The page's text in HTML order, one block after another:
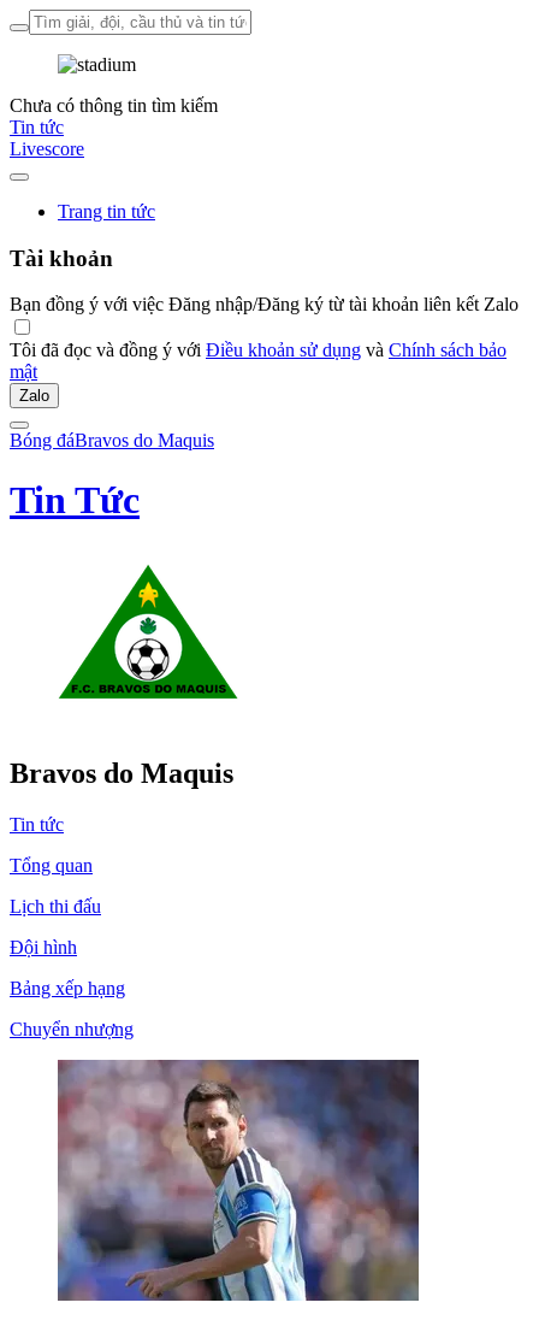
Chưa có thông tin tìm kiếm
Tin tức
Livescore
Trang tin tức
Tài khoản
Bạn đồng ý với việc Đăng nhập/Đăng ký từ tài khoản liên kết Zalo
Tôi đã đọc và đồng ý với Điều khoản sử dụng và Chính sách bảo
mật
Zalo
Bóng đáBravos do Maquis
Tin Tức
Bravos do Maquis
Tin tức
Tổng quan
Lịch thi đấu
Đội hình
Bảng xếp hạng
Chuyển nhượng